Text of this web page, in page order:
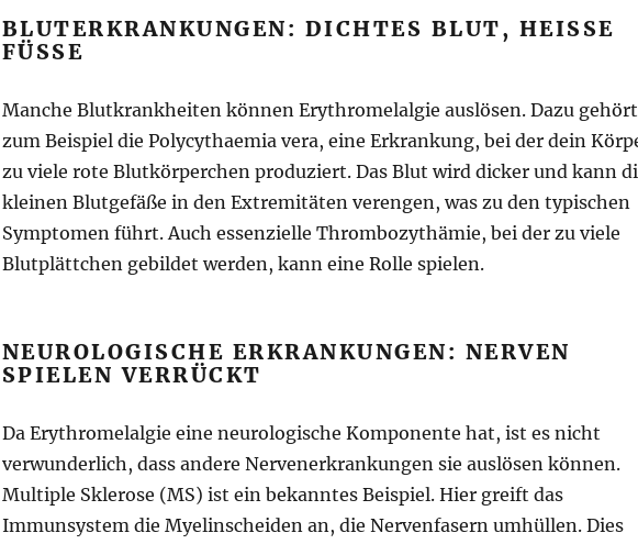
BLUTERKRANKUNGEN: DICHTES BLUT, HEISSE F
ÜSSE
Manche Blutkrankheiten können Erythromelalgie auslösen. Dazu gehört
zum Beispiel die Polycythaemia vera, eine Erkrankung, bei der dein
zu viele rote Blutkörperchen produziert. Das Blut wird dicker und kann
kleinen Blutgefäße in den Extremitäten verengen, was zu den typischen
Symptomen führt. Auch essenzielle Thrombozythämie, bei der zu viele
Blutplättchen gebildet werden, kann eine Rolle spielen.
NEUROLOGISCHE ERKRANKUNGEN: NERVEN
SPIELEN VERRÜCKT
Da Erythromelalgie eine neurologische Komponente hat, ist es nicht
verwunderlich, dass andere Nervenerkrankungen sie auslösen können.
Multiple Sklerose (MS) ist ein bekanntes Beispiel. Hier greift das
Immunsystem die Myelinscheiden an, die Nervenfasern umhüllen. Dies